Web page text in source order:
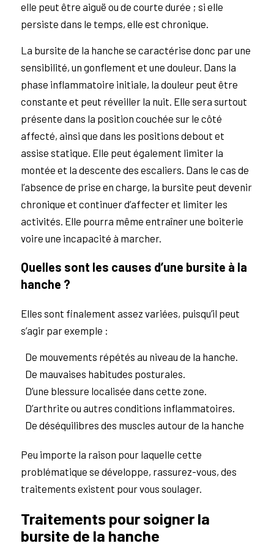
elle peut être aiguë ou de courte durée ; si elle
persiste dans le temps, elle est chronique.
La bursite de la hanche se caractérise donc par une
sensibilité, un gonflement et une douleur. Dans la
phase inflammatoire initiale, la douleur peut être
constante et peut réveiller la nuit. Elle sera surtout
présente dans la position couchée sur le côté
affecté, ainsi que dans les positions debout et
assise statique. Elle peut également limiter la
montée et la descente des escaliers. Dans le cas de
l’absence de prise en charge, la bursite peut devenir
chronique et continuer d’affecter et limiter les
activités. Elle pourra même entraîner une boiterie
voire une incapacité à marcher.
Quelles sont les causes d’une bursite à la
hanche ?
Elles sont finalement assez variées, puisqu’il peut
s’agir par exemple :
De mouvements répétés au niveau de la hanche.
De mauvaises habitudes posturales.
D’une blessure localisée dans cette zone.
D’arthrite ou autres conditions inflammatoires.
De déséquilibres des muscles autour de la hanche
Peu importe la raison pour laquelle cette
problématique se développe, rassurez-vous, des
traitements existent pour vous soulager.
Traitements pour soigner la
bursite de la hanche